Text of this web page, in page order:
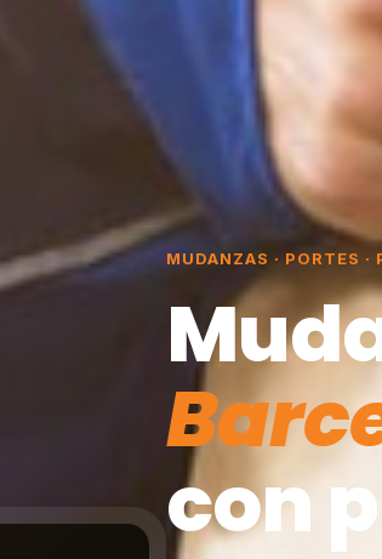
MUDANZAS · PORTES ·
con